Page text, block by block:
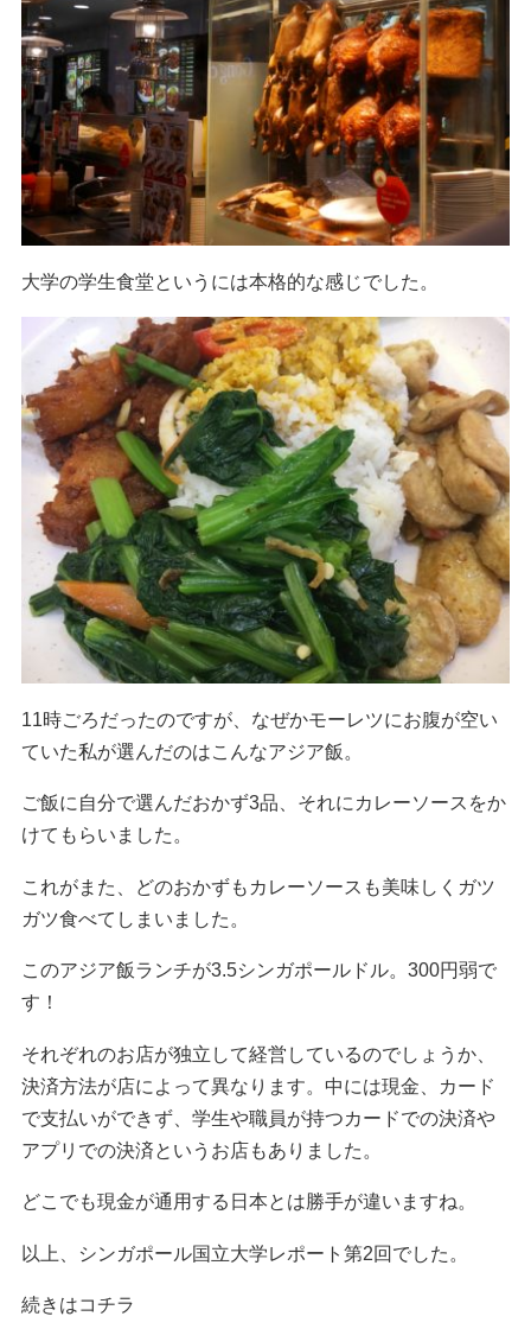
大学の学生食堂というには本格的な感じでした。
11時ごろだったのですが、なぜかモーレツにお腹が空い
ていた私が選んだのはこんなアジア飯。
ご飯に自分で選んだおかず3品、それにカレーソースをか
けてもらいました。
これがまた、どのおかずもカレーソースも美味しくガツ
ガツ食べてしまいました。
このアジア飯ランチが3.5シンガポールドル。300円弱で
す！
それぞれのお店が独立して経営しているのでしょうか、
決済方法が店によって異なります。中には現金、カード
で支払いができず、学生や職員が持つカードでの決済や
アプリでの決済というお店もありました。
どこでも現金が通用する日本とは勝手が違いますね。
以上、シンガポール国立大学レポート第2回でした。
続きはコチラ